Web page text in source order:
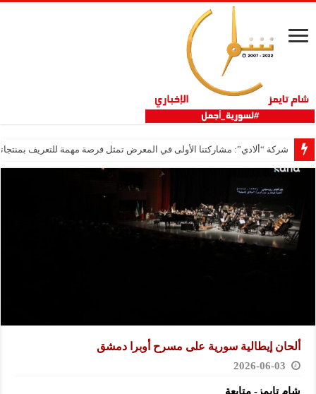
شركة “ألادي”: مشاركتنا الأولى في المعرض تمثل فرصة مهمة للتعريف
ألحان إيطالية سورية على مسرح أوبرا دمشق
2026-06-03
شام تايمز- متابعة